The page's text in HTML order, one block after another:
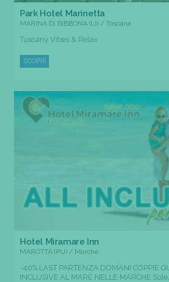
Park Hotel Marinetta
MARINA DI BIBBONA (LI) / Toscana
Tuscany Vibes & Relax
SCOPRI
Hotel Miramare Inn
MAROTTA (PU) / Marche
-40% LAST PARTENZA DOMANI COPPIE
INCLUSIVE AL MARE NELLE MARCHE